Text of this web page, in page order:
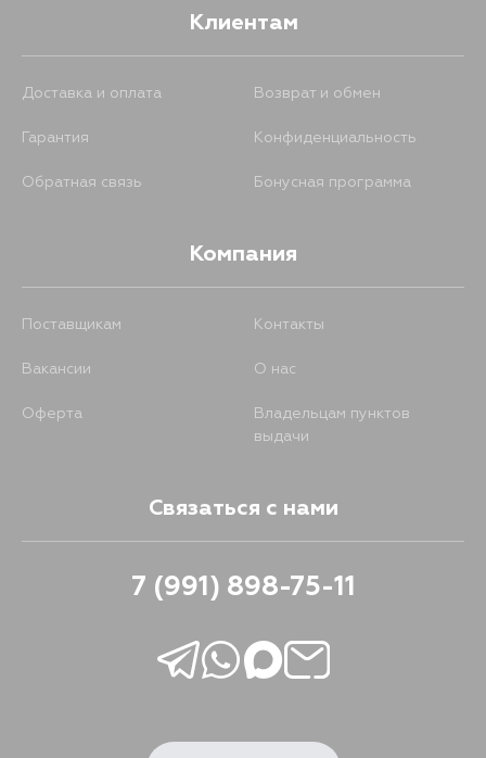
Клиентам
Доставка и оплата Возврат и обмен
Гарантия Конфиденциальность
Обратная связь Бонусная программа
Компания
Поставщикам Контакты
Вакансии О нас
Оферта
Владельцам пунктов
выдачи
Связаться с нами
7 (991) 898-75-11